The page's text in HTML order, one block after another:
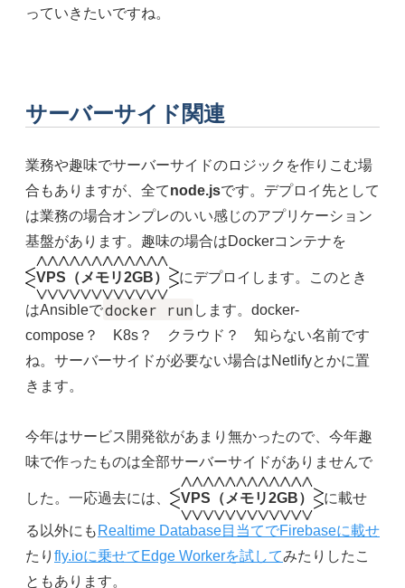
っていきたいですね。
サーバーサイド関連
業務や趣味でサーバーサイドのロジックを作りこむ場
合もありますが、全てnode.jsです。デプロイ先として
は業務の場合オンプレのいい感じのアプリケーション
基盤があります。趣味の場合はDockerコンテナを
VPS（メモリ2GB） にデプロイします。このとき
はAnsibleでdocker run します。docker-
compose？ K8s？ クラウド？ 知らない名前です
ね。サーバーサイドが必要ない場合はNetlifyとかに置
きます。
今年はサービス開発欲があまり無かったので、今年趣
味で作ったものは全部サーバーサイドがありませんで
した。一応過去には、 VPS（メモリ2GB） に載せ
る以外にも Realtime Database目当てでFirebaseに載せ
たり fly.ioに乗せてEdge Workerを試してみたりしたこ
ともあります。